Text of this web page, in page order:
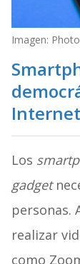
Imagen:
Internet
Los
gadget
personas.
realizar
como